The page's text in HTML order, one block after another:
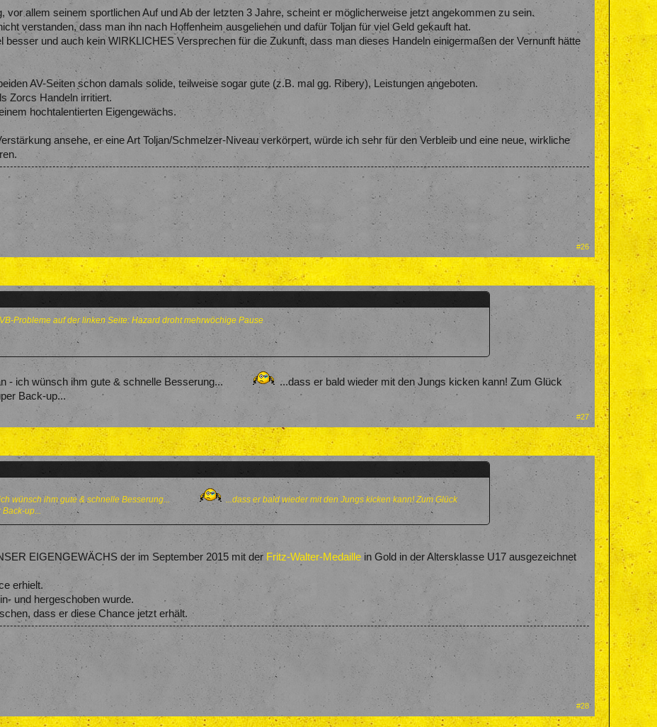
vor allem seinem sportlichen Auf und Ab der letzten 3 Jahre, scheint er möglicherweise jetzt angekommen zu sein.
verstanden, dass man ihn nach Hoffenheim ausgeliehen und dafür Toljan für viel Geld gekauft hat.
besser und auch kein WIRKLICHES Versprechen für die Zukunft, dass man dieses Handeln einigermaßen der Vernunft hätte
AV-Seiten schon damals solide, teilweise sogar gute (z.B. mal gg. Ribery), Leistungen angeboten.
Zorcs Handeln irritiert.
hochtalentierten Eigengewächs.
ansehe, er eine Art Toljan/Schmelzer-Niveau verkörpert, würde ich sehr für den Verbleib und eine neue, wirkliche
#26
Probleme auf der linken Seite: Hazard droht mehrwöchige Pause
- ich wünsch ihm gute & schnelle Besserung...
...dass er bald wieder mit den Jungs kicken kann! Zum Glück
Back-up...
#27
wünsch ihm gute & schnelle Besserung...
...dass er bald wieder mit den Jungs kicken kann! Zum Glück
up...
EIGENGEWÄCHS der im September 2015 mit der Fritz-Walter-Medaille in Gold in der Altersklasse U17 ausgezeichnet
erhielt.
und hergeschoben wurde.
dass er diese Chance jetzt erhält.
#28